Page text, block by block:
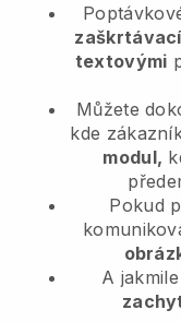
textovými
Můžete
kde
modul,
Pokud
A